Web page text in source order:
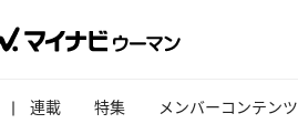
連載 特集 メンバーコンテンツ